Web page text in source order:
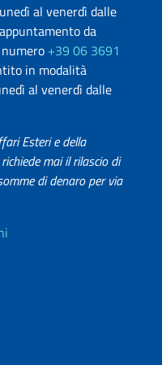
al venerdì dalle
da
+39 06 3691
in modalità
al venerdì dalle
Esteri e della
mai il rilascio di
di denaro per via